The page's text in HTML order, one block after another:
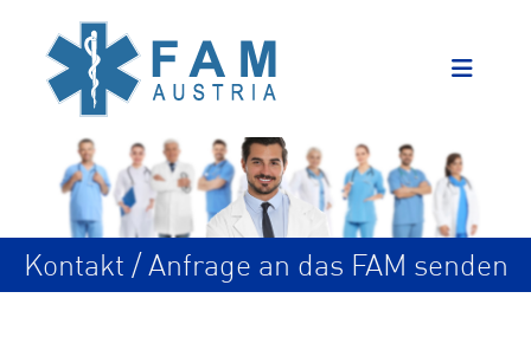
Kontakt / Anfrage an das FAM senden